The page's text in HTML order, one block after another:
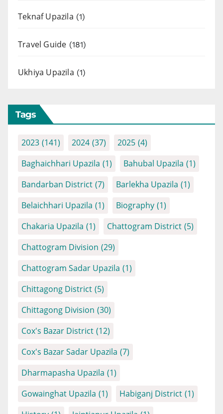
Teknaf Upazila (1)
Travel Guide (181)
Ukhiya Upazila (1)
Tags
2023 (141) 2024 (37) 2025 (4)
Baghaichhari Upazila (1) Bahubal Upazila (1)
Bandarban District (7) Barlekha Upazila (1)
Belaichhari Upazila (1) Biography (1)
Chakaria Upazila (1) Chattogram District (5)
Chattogram Division (29)
Chattogram Sadar Upazila (1)
Chittagong District (5)
Chittagong Division (30)
Cox's Bazar District (12)
Cox's Bazar Sadar Upazila (7)
Dharmapasha Upazila (1)
Gowainghat Upazila (1) Habiganj District (1)